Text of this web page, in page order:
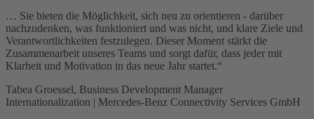
… Sie bieten die Möglichkeit, sich neu zu orientieren - darüber
nachzudenken, was funktioniert und was nicht, und klare Ziele und
Verantwortlichkeiten festzulegen. Dieser Moment stärkt die
Zusammenarbeit unseres Teams und sorgt dafür, dass jeder mit
Klarheit und Motivation in das neue Jahr startet.“
Tabea Groessel, Business Development Manager
Internationalization | Mercedes-Benz Connectivity Services GmbH